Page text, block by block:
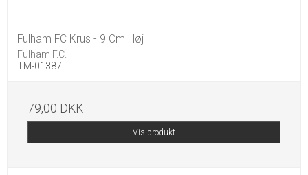
Fulham FC Krus - 9 Cm Høj
Fulham F.C.
TM-01387
79,00 DKK
Vis produkt